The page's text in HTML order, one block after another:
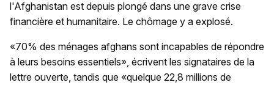
l'Afghanistan est depuis plongé dans une grave crise
financière et humanitaire. Le chômage y a explosé.
«70% des ménages afghans sont incapables de répondre
à leurs besoins essentiels», écrivent les signataires de la
lettre ouverte, tandis que «quelque 22,8 millions de